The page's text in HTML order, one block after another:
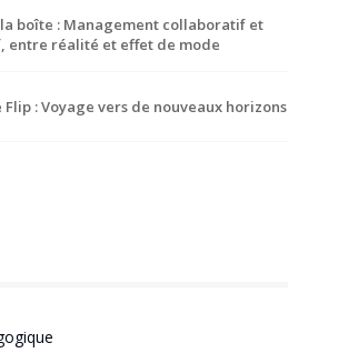
la boîte : Management collaboratif et
entre réalité et effet de mode
Flip : Voyage vers de nouveaux horizons